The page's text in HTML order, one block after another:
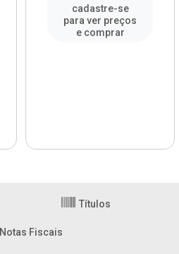
cadastre-se
para ver preços
e comprar
Títulos
Notas Fiscais